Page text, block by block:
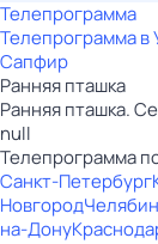
Телепрограмма
Телепрограмма в
Сапфир
Ранняя пташка
Ранняя пташка.
null
Телепрограмма
Санкт-Петербург
Новгород
на-Дону